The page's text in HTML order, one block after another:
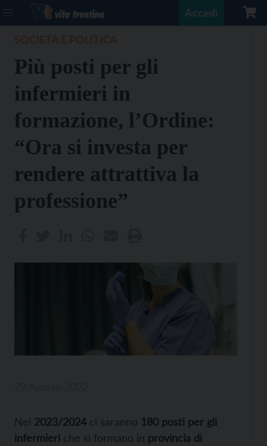
Accedi
Più posti per gli
infermieri in
formazione, l’Ordine:
“Ora si investa per
rendere attrattiva la
professione”
Nel 2023/2024 ci saranno 180 posti per gli
infermieri che si formano in provincia di